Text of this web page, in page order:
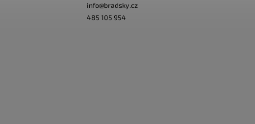
info@bradsky.cz
485 105 954